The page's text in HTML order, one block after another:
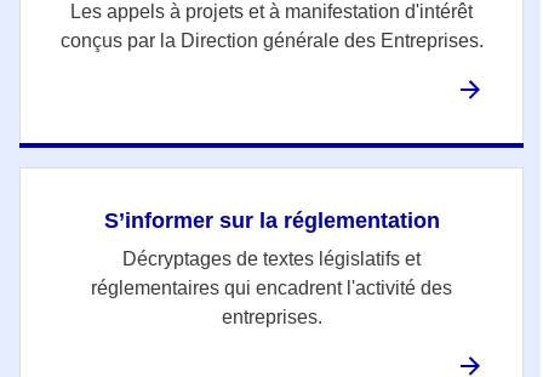
Les appels à projets et à manifestation d'intérêt
conçus par la Direction générale des Entreprises.
S’informer sur la réglementation
Décryptages de textes législatifs et
réglementaires qui encadrent l'activité des
entreprises.